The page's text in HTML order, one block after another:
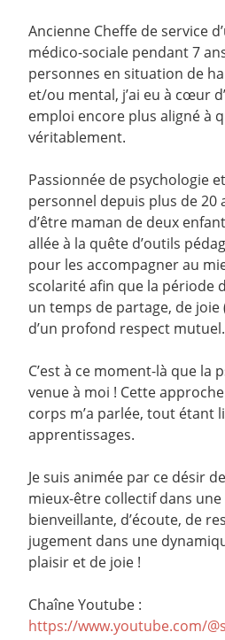
Ancienne Cheffe de service
médico-sociale pendant 7
personnes en situation de
et/ou mental, j’ai eu à cœur
emploi encore plus aligné à
véritablement.
Passionnée de psychologie
personnel depuis plus de 20
d’être maman de deux
allée à la quête d’outils
pour les accompagner au
scolarité afin que la période
un temps de partage, de
d’un profond respect mutuel.
C’est à ce moment-là que la
venue à moi ! Cette
corps m’a parlée, tout étant
apprentissages.
Je suis animée par ce désir
mieux-être collectif dans
bienveillante, d’écoute, de
jugement dans une
plaisir et de joie !
Chaîne Youtube :
https://www.youtube.com/